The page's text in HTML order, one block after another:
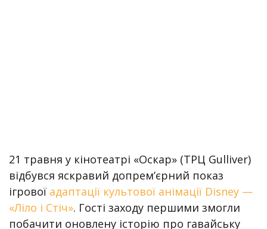
21 травня у кінотеатрі «Оскар» (ТРЦ Gulliver)
відбувся яскравий допрем’єрний показ
ігрової адаптації культової анімації Disney —
«Ліло і Стіч». Гості заходу першими змогли
побачити оновлену історію про гавайську